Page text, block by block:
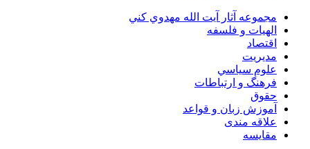
مجموعه آثار آيت الله مهدوي كني
الهیات و فلسفه
اقتصاد
مديريت
علوم سياسي
فرهنگ و ارتباطات
حقوق
آموزش زبان و قواعد
علاقه مندی
مقایسه